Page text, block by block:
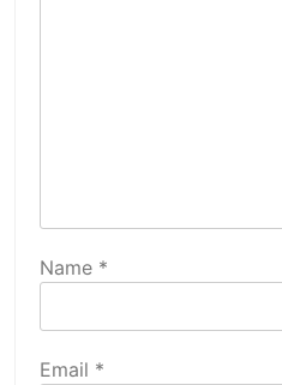
Name *
Email *